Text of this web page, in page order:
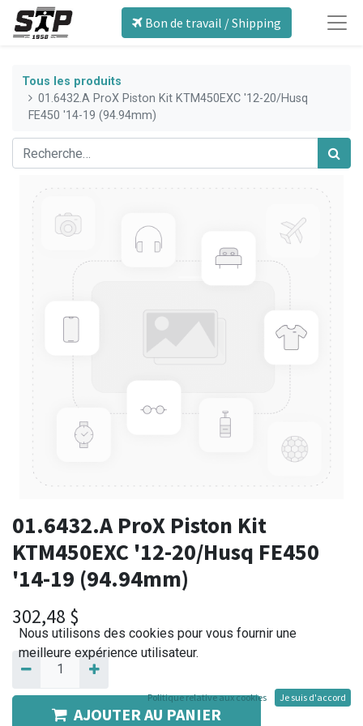
Bon de travail / Shipping
Tous les produits
01.6432.A ProX Piston Kit KTM450EXC '12-20/Husq
FE450 '14-19 (94.94mm)
01.6432.A ProX Piston Kit
KTM450EXC '12-20/Husq FE450
'14-19 (94.94mm)
302,48 $
AJOUTER AU PANIER
Nous utilisons des cookies pour vous fournir une
meilleure expérience utilisateur.
Politique relative aux cookies Je suis d'accord